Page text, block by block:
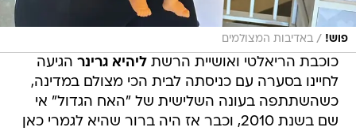
פוש! / באדיבות המצולמים
כוכבת הריאלטי ואושיית הרשתליהיא גרינר הגיעה
לחיינו בסערה עם כניסתה לבית הכי מצולם במדינה,
כשהשתתפה בעונה השלישית של "האח הגדול" אי
שם בשנת 2010, וכבר אז היה ברור שהיא לגמרי כאן